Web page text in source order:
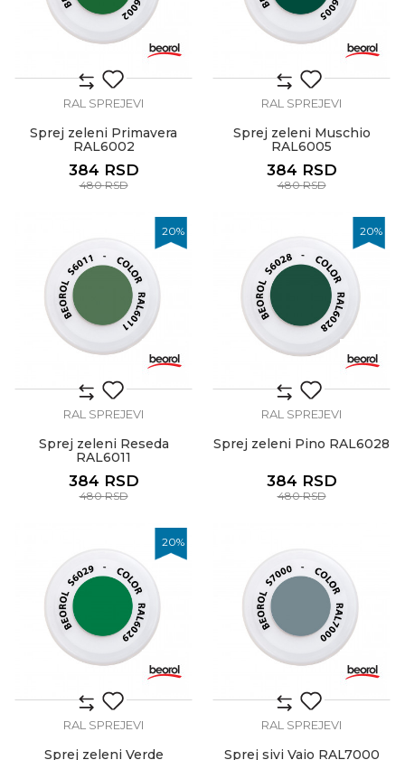
RAL SPREJEVI
Sprej zeleni Primavera
RAL6002
384 RSD
480RSD
RAL SPREJEVI
Sprej zeleni Muschio
RAL6005
384 RSD
480RSD
20%
RAL SPREJEVI
Sprej zeleni Reseda
RAL6011
384 RSD
480RSD
20%
RAL SPREJEVI
Sprej zeleni Pino RAL6028
384 RSD
480RSD
20%
RAL SPREJEVI
Sprej zeleni Verde
RAL SPREJEVI
Sprej sivi Vaio RAL7000